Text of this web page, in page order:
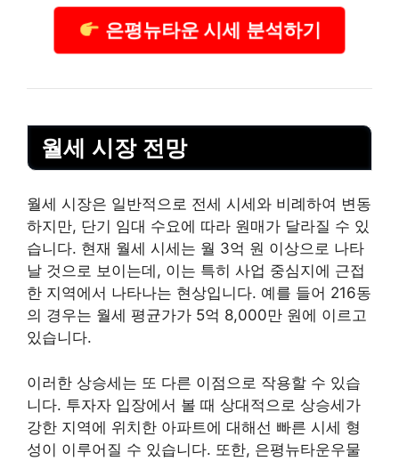
은평뉴타운 시세 분석하기
월세 시장 전망
월세 시장은 일반적으로 전세 시세와 비례하여 변동
하지만, 단기 임대 수요에 따라 원매가 달라질 수 있
습니다. 현재 월세 시세는 월 3억 원 이상으로 나타
날 것으로 보이는데, 이는 특히 사업 중심지에 근접
한 지역에서 나타나는 현상입니다. 예를 들어 216동
의 경우는 월세 평균가가 5억 8,000만 원에 이르고
있습니다.
이러한 상승세는 또 다른 이점으로 작용할 수 있습
니다. 투자자 입장에서 볼 때 상대적으로 상승세가
강한 지역에 위치한 아파트에 대해선 빠른 시세 형
성이 이루어질 수 있습니다. 또한, 은평뉴타운우물